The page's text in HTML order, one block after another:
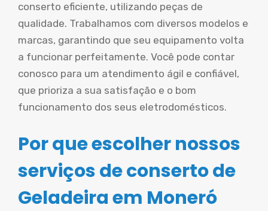
conserto eficiente, utilizando peças de
qualidade. Trabalhamos com diversos modelos e
marcas, garantindo que seu equipamento volta
a funcionar perfeitamente. Você pode contar
conosco para um atendimento ágil e confiável,
que prioriza a sua satisfação e o bom
funcionamento dos seus eletrodomésticos.
Por que escolher nossos
serviços de conserto de
Geladeira em Moneró